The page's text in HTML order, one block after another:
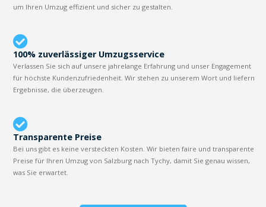
um Ihren Umzug effizient und sicher zu gestalten.
100% zuverlässiger Umzugsservice
Verlassen Sie sich auf unsere jahrelange Erfahrung und unser Engagement
für höchste Kundenzufriedenheit. Wir stehen zu unserem Wort und liefern
Ergebnisse, die überzeugen.
Transparente Preise
Bei uns gibt es keine versteckten Kosten. Wir bieten faire und transparente
Preise für Ihren Umzug von Salzburg nach Tychy, damit Sie genau wissen,
was Sie erwartet.